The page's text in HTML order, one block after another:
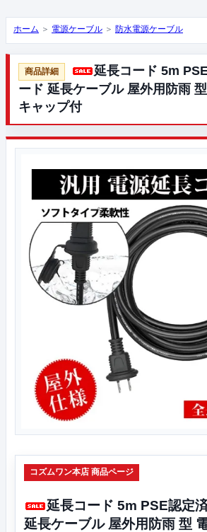
ホーム ＞ 電源ケーブル ＞ 防水電源ケーブル
延長コード 5m
ード 延長ケーブル 屋外用防雨
キャップ付
コズムワン本店 商品ページ
延長コード 5m PSE認定
延長ケーブル 屋外用防雨 型